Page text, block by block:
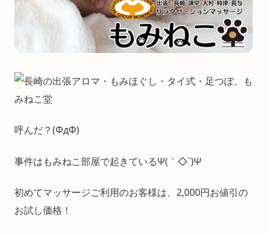
呼んだ？(ΦдΦ)
事件はもみねこ部屋で起きているΨ(｀◇´)Ψ
初めてマッサージご利用のお客様は、2,000円お値引の
お試し価格！